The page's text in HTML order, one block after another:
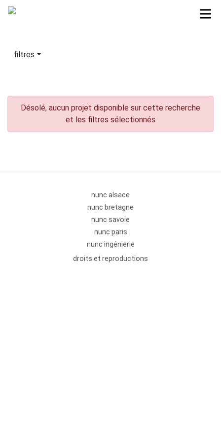
filtres
Désolé, aucun projet disponible sur cette recherche
et les filtres sélectionnés
nunc alsace
nunc bretagne
nunc savoie
nunc paris
nunc ingénierie
droits et reproductions